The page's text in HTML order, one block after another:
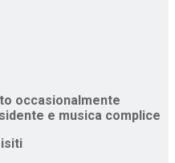
occasionalmente
e musica complice
Misiti